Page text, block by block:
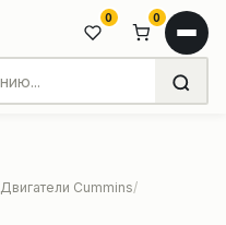
0 0
Двигатели Cummins